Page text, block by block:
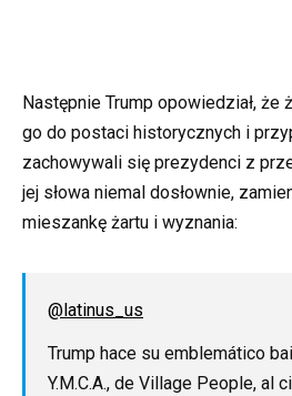
Następnie Trump opowiedział, że
go do postaci historycznych i
zachowywali się prezydenci z
jej słowa niemal dosłownie,
mieszankę żartu i wyznania:
@latinus_us
Trump hace su emblemático
Y.M.C.A., de Village People, al